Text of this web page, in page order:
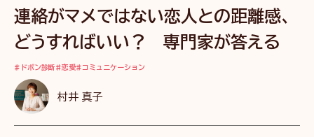
連絡がマメではない恋人との距離感、
どうすればいい？ 専門家が答える
ドボン診断 恋愛 コミュニケーション
村井 真子